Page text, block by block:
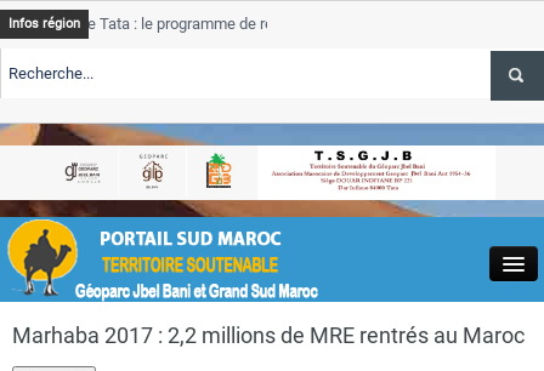
Close
Infos région
Tata : le programme de rehabilitation post-inondations
TSGJB Tourisme : l’ONMT renforce l’aerien a Dakhla et
Tata
service
TSGJB Tourisme au Maroc : Transavia renforce les vols Paris-
Marhaba 2017 : 2,2 millions de MRE rentrés au Maroc